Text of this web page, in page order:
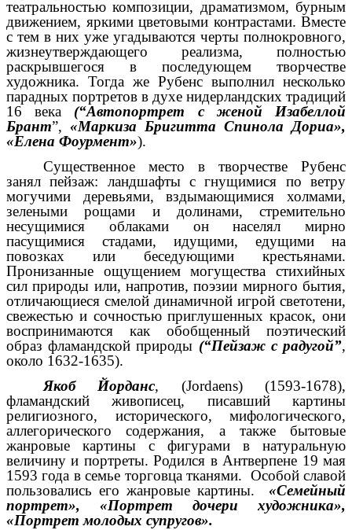
театральностью композиции, драматизмом, бурным
движением, яркими цветовыми контрастами. Вместе
с тем в них уже угадываются черты полнокровного,
жизнеутверждающего реализма, полностью
раскрывшегося в последующем творчестве
художника. Тогда же Рубенс выполнил несколько
парадных портретов в духе нидерландских традиций
16 века (“Автопортрет с женой Изабеллой
Брант”, «Маркиза Бригитта Спинола Дориа»,
«Елена Фоурмент»).
Существенное место в творчестве Рубенс
занял пейзаж: ландшафты с гнущимися по ветру
могучими деревьями, вздымающимися холмами,
зелеными рощами и долинами, стремительно
несущимися облаками он населял мирно
пасущимися стадами, идущими, едущими на
повозках или беседующими крестьянами.
Пронизанные ощущением могущества стихийных
сил природы или, напротив, поэзии мирного бытия,
отличающиеся смелой динамичной игрой светотени,
свежестью и сочностью приглушенных красок, они
воспринимаются как обобщенный поэтический
образ фламандской природы (“Пейзаж с радугой”,
около 1632-1635).
Якоб Йорданс, (Jordaens) (1593-1678),
фламандский живописец, писавший картины
религиозного, исторического, мифологического,
аллегорического содержания, а также бытовые
жанровые картины с фигурами в натуральную
величину и портреты. Родился в Антверпене 19 мая
1593 года в семье торговца тканями. Особой славой
пользовались его жанровые картины. «Семейный
портрет», «Портрет дочери художника»,
«Портрет молодых супругов».